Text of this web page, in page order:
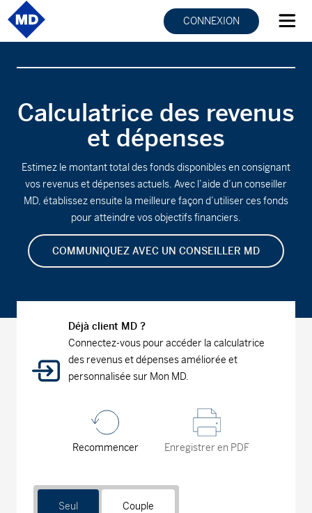
CONNEXION
Calculatrice des revenus
et dépenses
Estimez le montant total des fonds disponibles en consignant
vos revenus et dépenses actuels. Avec l’aide d’un conseiller
MD, établissez ensuite la meilleure façon d’utiliser ces fonds
pour atteindre vos objectifs financiers.
COMMUNIQUEZ AVEC UN CONSEILLER MD
Déjà client MD ?
Connectez-vous pour accéder la calculatrice
des revenus et dépenses améliorée et
personnalisée sur Mon MD.
Recommencer Enregistrer en PDF
Seul Couple